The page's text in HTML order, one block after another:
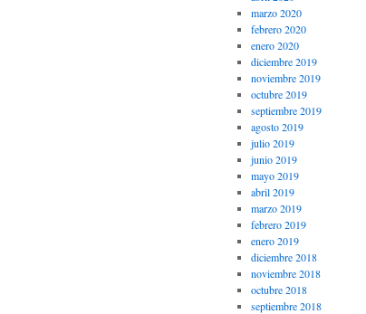
marzo 2020
febrero 2020
enero 2020
diciembre 2019
noviembre 2019
octubre 2019
septiembre 2019
agosto 2019
julio 2019
junio 2019
mayo 2019
abril 2019
marzo 2019
febrero 2019
enero 2019
diciembre 2018
noviembre 2018
octubre 2018
septiembre 2018